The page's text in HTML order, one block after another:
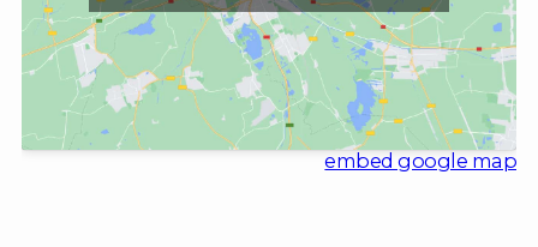
embed google map